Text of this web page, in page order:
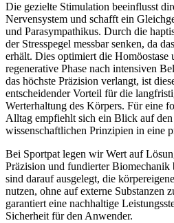
Die gezielte Stimulation beeinflusst
Nervensystem und schafft ein
und Parasympathikus. Durch die
der Stresspegel messbar senken, da
erhält. Dies optimiert die Homöostase
regenerative Phase nach intensiven
das höchste Präzision verlangt, ist
entscheidender Vorteil für die
Werterhaltung des Körpers. Für eine
Alltag empfiehlt sich ein Blick auf den
wissenschaftlichen Prinzipien in eine
Bei Sportpat legen wir Wert auf
Präzision und fundierter Biomechanik
sind darauf ausgelegt, die
nutzen, ohne auf externe Substanzen
garantiert eine nachhaltige
Sicherheit für den Anwender.